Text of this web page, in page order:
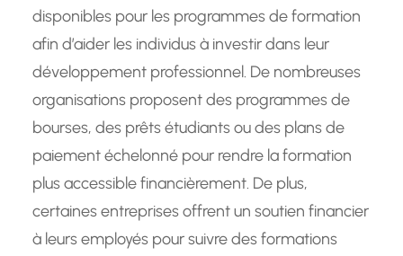
disponibles pour les programmes de formation
afin d’aider les individus à investir dans leur
développement professionnel. De nombreuses
organisations proposent des programmes de
bourses, des prêts étudiants ou des plans de
paiement échelonné pour rendre la formation
plus accessible financièrement. De plus,
certaines entreprises offrent un soutien financier
à leurs employés pour suivre des formations